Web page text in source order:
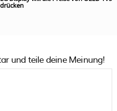
drücken
und teile deine Meinung!